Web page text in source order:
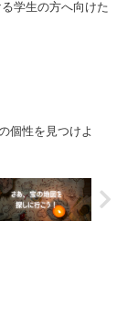
学生の方へ向けた
個性を見つけよ